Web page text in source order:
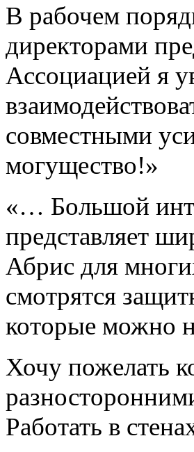
В рабочем
директорами
Ассоциацией я
совместными
могущество!»
«… Большой
представляет
Абрис для
смотрятся
которые можно
Хочу пожелать
Работать в